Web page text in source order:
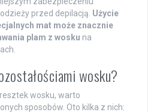
przed depilacją. Użycie
mat może znacznie
plam z wosku na
wosku?
wosku, warto
sposobów. Oto kilka z nich: